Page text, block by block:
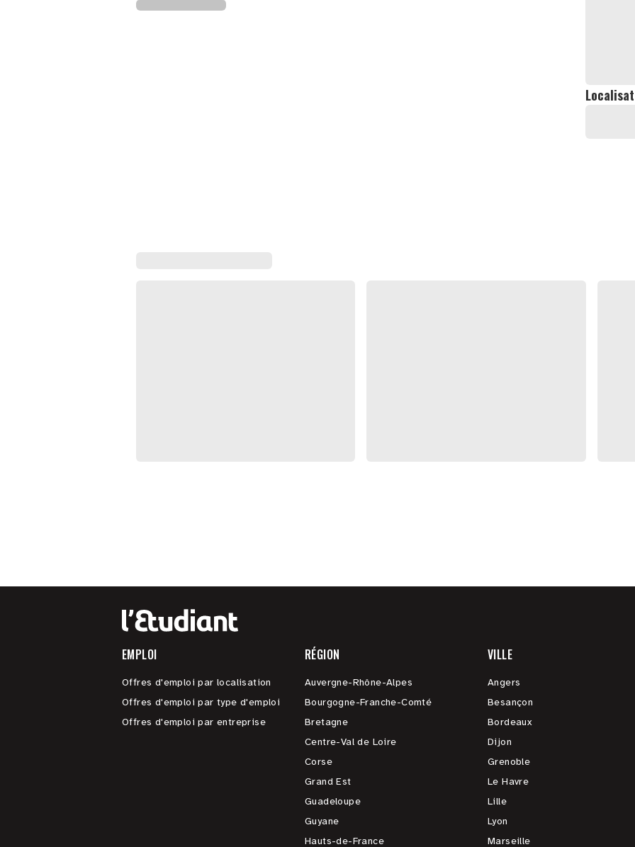
EMPLOI
Offres d'emploi par localisation
Offres d'emploi par type d'emploi
Offres d'emploi par entreprise
RÉGION
Auvergne-Rhône-Alpes
Bourgogne-Franche-Comté
Bretagne
Centre-Val de Loire
Corse
Grand Est
Guadeloupe
Guyane
Hauts-de-France
VILLE
Angers
Besançon
Bordeaux
Dijon
Grenoble
Le Havre
Lille
Lyon
Marseille